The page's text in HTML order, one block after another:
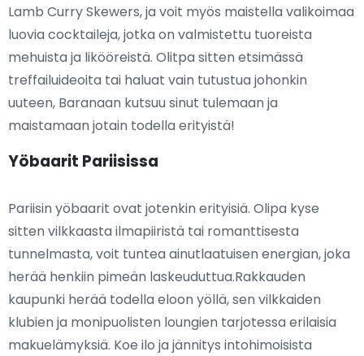
Lamb Curry Skewers, ja voit myös maistella valikoimaa
luovia cocktaileja, jotka on valmistettu tuoreista
mehuista ja likööreistä. Olitpa sitten etsimässä
treffailuideoita tai haluat vain tutustua johonkin
uuteen, Baranaan kutsuu sinut tulemaan ja
maistamaan jotain todella erityistä!
Yöbaarit Pariisissa
Pariisin yöbaarit ovat jotenkin erityisiä. Olipa kyse
sitten vilkkaasta ilmapiiristä tai romanttisesta
tunnelmasta, voit tuntea ainutlaatuisen energian, joka
herää henkiin pimeän laskeuduttua.Rakkauden
kaupunki herää todella eloon yöllä, sen vilkkaiden
klubien ja monipuolisten loungien tarjotessa erilaisia
makuelämyksiä. Koe ilo ja jännitys intohimoisista